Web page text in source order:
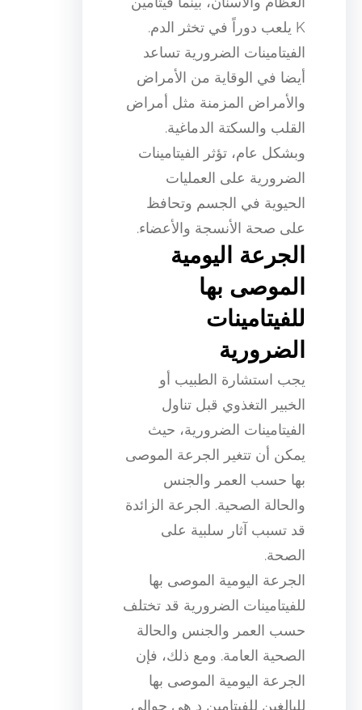
K يلعب دوراً في تخثر الدم.
الفيتامينات الضرورية تساعد
أيضا في الوقاية من الأمراض
والأمراض المزمنة مثل أمراض
القلب والسكتة الدماغية.
وبشكل عام، تؤثر الفيتامينات
الضرورية على العمليات
الحيوية في الجسم وتحافظ
على صحة الأنسجة والأعضاء.
الجرعة اليومية
الموصى بها
للفيتامينات
الضرورية
يجب استشارة الطبيب أو
الخبير التغذوي قبل تناول
الفيتامينات الضرورية، حيث
يمكن أن تتغير الجرعة الموصى
بها حسب العمر والجنس
والحالة الصحية. الجرعة الزائدة
قد تسبب آثار سلبية على
الصحة.
الجرعة اليومية الموصى بها
للفيتامينات الضرورية قد تختلف
حسب العمر والجنس والحالة
الصحية العامة. ومع ذلك، فإن
الجرعة اليومية الموصى بها
للبالغين للفيتامين د هي حوالي